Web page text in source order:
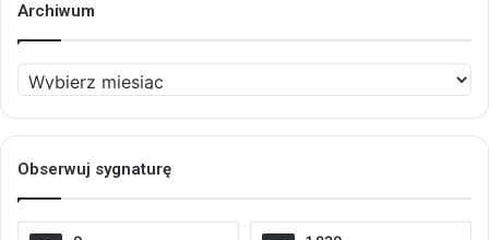
Archiwum
Archiwum
Obserwuj sygnaturę